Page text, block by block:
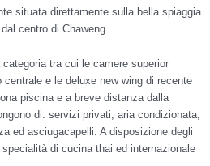
situata direttamente sulla bella spiaggia
centro di Chaweng.
tra cui le camere superior
e le deluxe new wing di recente
piscina e a breve distanza dalla
di: servizi privati, aria condizionata,
ed asciugacapelli. A disposizione degli
di cucina thai ed internazionale